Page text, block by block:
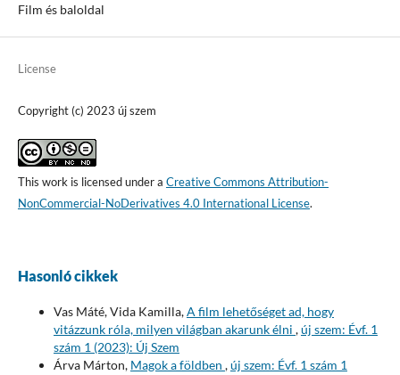
Film és baloldal
License
Copyright (c) 2023 új szem
This work is licensed under a Creative Commons Attribution-
NonCommercial-NoDerivatives 4.0 International License.
Hasonló cikkek
Vas Máté, Vida Kamilla,A film lehetőséget ad, hogy
vitázzunk róla, milyen világban akarunk élni ,új szem: Évf. 1
szám 1 (2023): Új Szem
Árva Márton, Magok a földben ,új szem: Évf. 1 szám 1